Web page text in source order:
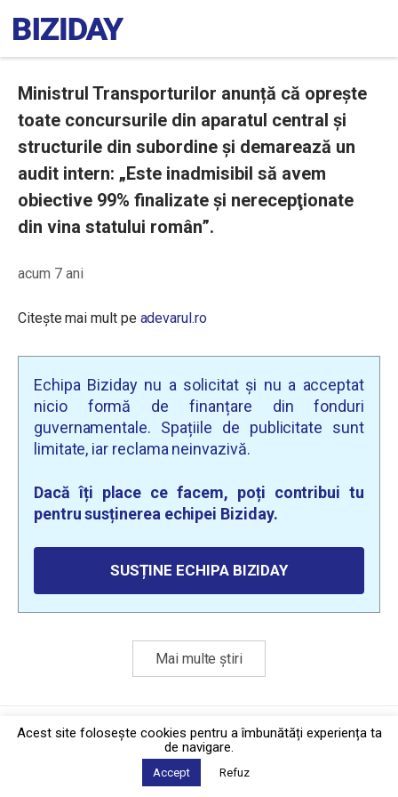
Ministrul Transporturilor anunță că oprește
toate concursurile din aparatul central și
structurile din subordine și demarează un
audit intern: „Este inadmisibil să avem
obiective 99% finalizate şi nerecepţionate
din vina statului român”.
acum 7 ani
Citește mai mult pe adevarul.ro
Echipa Biziday nu a solicitat și nu a acceptat
nicio formă de finanțare din fonduri
guvernamentale. Spațiile de publicitate sunt
limitate, iar reclama neinvazivă.
Dacă îți place ce facem, poți contribui tu
pentru susținerea echipei Biziday.
SUSȚINE ECHIPA BIZIDAY
Mai multe știri
Politica de confidențialitate·Contact
2026 © Biziday
Acest site foloseşte cookies pentru a îmbunătăți experiența ta
de navigare.
Accept Refuz